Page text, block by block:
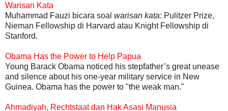
Warisan Kata
Muhammad Fauzi bicara soal warisan kata: Pulitzer Prize,
Nieman Fellowship di Harvard atau Knight Fellowship di
Stanford.
Obama Has the Power to Help Papua
Young Barack Obama noticed his stepfather’s great unease
and silence about his one-year military service in New
Guinea. Obama has the power to "the weak man."
Ahmadiyah, Rechtstaat dan Hak Asasi Manusia